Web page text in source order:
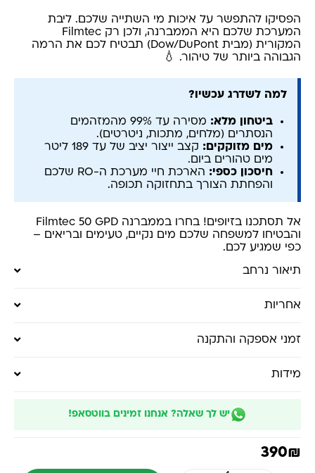
הפסיקו להתפשר על איכות מי השתייה שלכם. ליבת
המערכת שלכם היא הממברנה, ולכן רק Filmtec
המקורית (מבית Dow/DuPont) תבטיח לכם את הרמה
הגבוהה ביותר של טיהור. 💧
למה לשדרג עכשיו?
ביטחון מלא:
מסירה עד 99% מהמזהמים
הנסתרים (מלחים, מתכות, ניטרטים).
מים מזוקקים:
קצב ייצור יציב של עד 189 ליטר
מים טהורים ביום.
חיסכון כספי:
הארכת חיי מערכת ה-RO שלכם
והפחתת הצורך בתחזוקה תכופה.
אל תסתכנו בזיופים! בחרו בממברנה Filmtec 50 GPD
והבטיחו למשפחה שלכם מים נקיים, טעימים ובריאים –
כפי שמגיע לכם.
תיאור נרחב
אחריות
זמני אספקה והתקנה
מידות
יש לך שאלה? אנחנו זמינים בווטסאפ!
390₪